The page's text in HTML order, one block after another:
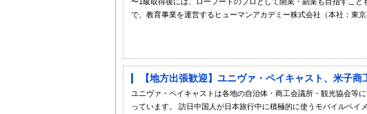
で、教育事業を運営するヒューマンアカデミー株式会社（本社：東京
【地方出張歓迎】ユニヴァ・ペイキャスト、米子
ユニヴァ・ペイキャストは各地の自治体・商工会議所・観光協会等
っています。 訪日中国人が日本旅行中に積極的に使うモバイルペイメ